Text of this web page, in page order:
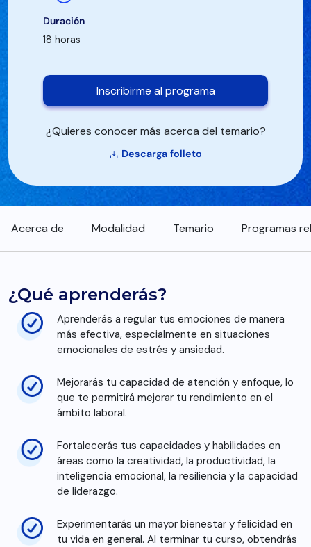
Duración
18 horas
Inscribirme al programa
¿Quieres conocer más acerca del temario?
Descarga folleto
Acerca de Modalidad Temario Programas
¿Qué aprenderás?
Aprenderás a regular tus emociones de manera
más efectiva, especialmente en situaciones
emocionales de estrés y ansiedad.
Mejorarás tu capacidad de atención y enfoque, lo
que te permitirá mejorar tu rendimiento en el
ámbito laboral.
Fortalecerás tus capacidades y habilidades en
áreas como la creatividad, la productividad, la
inteligencia emocional, la resiliencia y la capacidad
de liderazgo.
Experimentarás un mayor bienestar y felicidad en
tu vida en general. Al terminar tu curso, obtendrás